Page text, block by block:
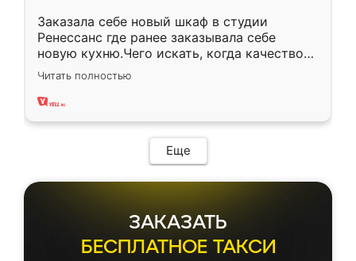
Заказала себе новый шкаф в студии
Ренессанс где ранее заказывала себе
новую кухню.Чего искать, когда качеством
вполне довольна. Служит кухня уже почти
два года, нареканий нет.
Читать полностью
Еще
ЗАКАЗАТЬ
БЕСПЛАТНОЕ ТАКСИ